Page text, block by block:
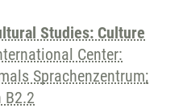
Studies: Culture
Center:
Sprachenzentrum;
B2.2